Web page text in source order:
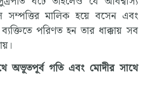
সম্পত্তির মালিক হয়ে বসেন এবং
পরিণত হন তার ধাক্কায় সব
অভূতপূর্ব গতি এবং মোদীর সাথে